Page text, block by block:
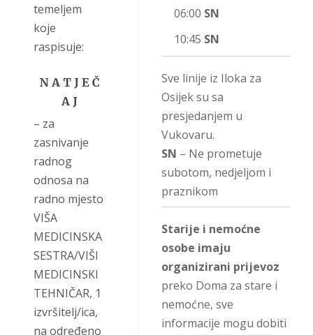
temeljem
koje
raspisuje:
N A T J E Č
A J
– za
zasnivanje
radnog
odnosa na
radno mjesto
VIŠA
MEDICINSKA
SESTRA/VIŠI
MEDICINSKI
TEHNIČAR, 1
izvršitelj/ica,
na određeno
06:00 SN
10:45 SN
Sve linije iz Iloka za
Osijek su sa
presjedanjem u
Vukovaru.
SN – Ne prometuje
subotom, nedjeljom i
praznikom
Starije i nemoćne
osobe imaju
organizirani prijevoz
preko Doma za stare i
nemoćne, sve
informacije mogu dobiti